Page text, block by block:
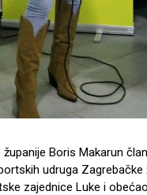
Boris Makarun
udruga Zagrebačke
zajednice Luke i